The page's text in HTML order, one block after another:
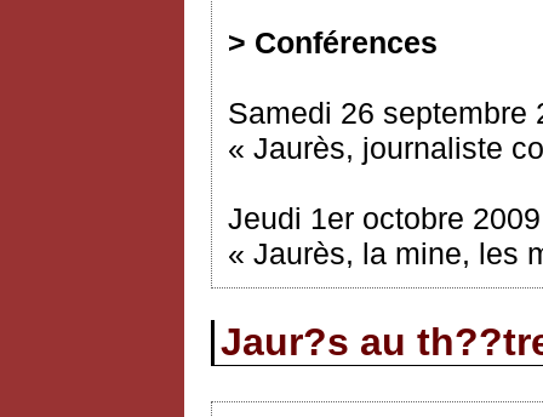
> Conférences
Samedi 26 septembre
« Jaurès, journaliste
Jeudi 1er octobre
« Jaurès, la mine, les
Jaur?s au